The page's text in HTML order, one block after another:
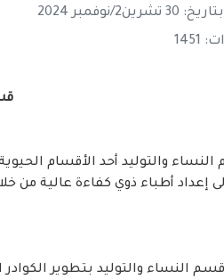
نوفمبر 2024
1451
والتوليد أحد الأقسام
إعداد أطباء ذوي كفاءة عالية من
قسم النساء والتوليد بتطوير